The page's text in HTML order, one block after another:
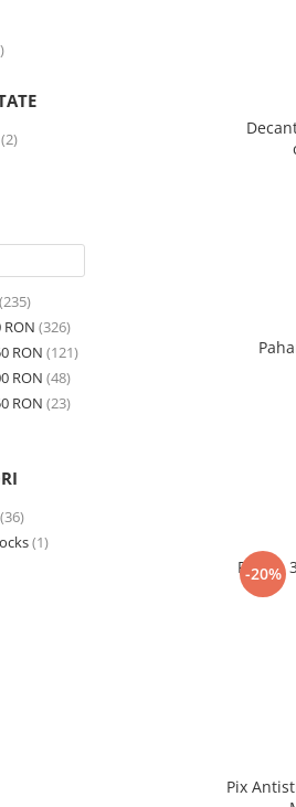
(2)
(235)
RON (326)
RON (121)
RON (48)
RON (23)
(36)
(1)
-20%
Puzzle
Pix